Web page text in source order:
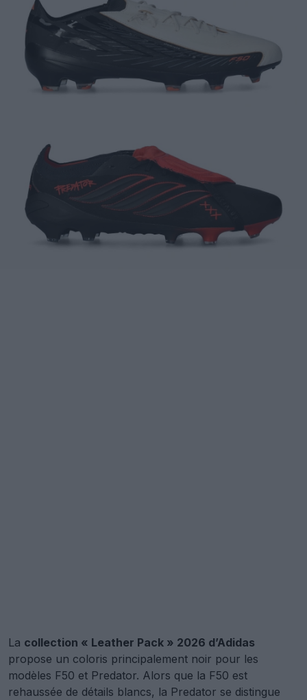
La collection « Leather Pack » 2026 d’Adidas
propose un coloris principalement noir pour les
modèles F50 et Predator. Alors que la F50 est
rehaussée de détails blancs, la Predator se distingue